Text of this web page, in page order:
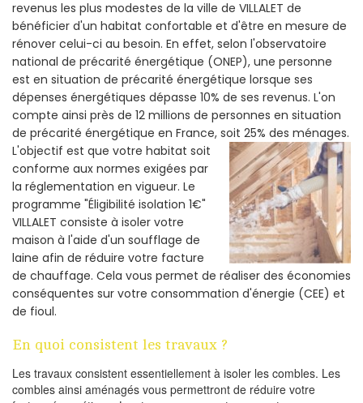
revenus les plus modestes de la ville de VILLALET de
bénéficier d'un habitat confortable et d'être en mesure de
rénover celui-ci au besoin. En effet, selon l'observatoire
national de précarité énergétique (ONEP), une personne
est en situation de précarité énergétique lorsque ses
dépenses énergétiques dépasse 10% de ses revenus. L'on
compte ainsi près de 12 millions de personnes en situation
de précarité énergétique en France, soit 25% des ménages.
L'objectif est que votre habitat soit
conforme aux normes exigées par
la réglementation en vigueur. Le
programme "Éligibilité isolation 1€"
VILLALET consiste à isoler votre
maison à l'aide d'un soufflage de
laine afin de réduire votre facture
de chauffage. Cela vous permet de réaliser des économies
conséquentes sur votre consommation d'énergie (CEE) et
de fioul.
En quoi consistent les travaux ?
Les travaux consistent essentiellement à isoler les combles. Les
combles ainsi aménagés vous permettront de réduire votre